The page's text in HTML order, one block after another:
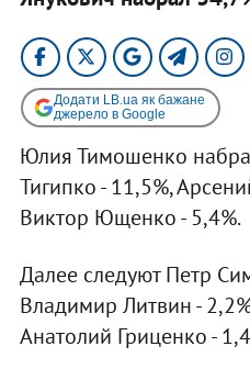
Додати LB.ua як бажане
джерело в Google
Юлия Тимошенко
Тигипко - 11,5%,
Виктор Ющенко - 5,4%.
Далее следуют Петр
Владимир Литвин -
Анатолий Гриценко -